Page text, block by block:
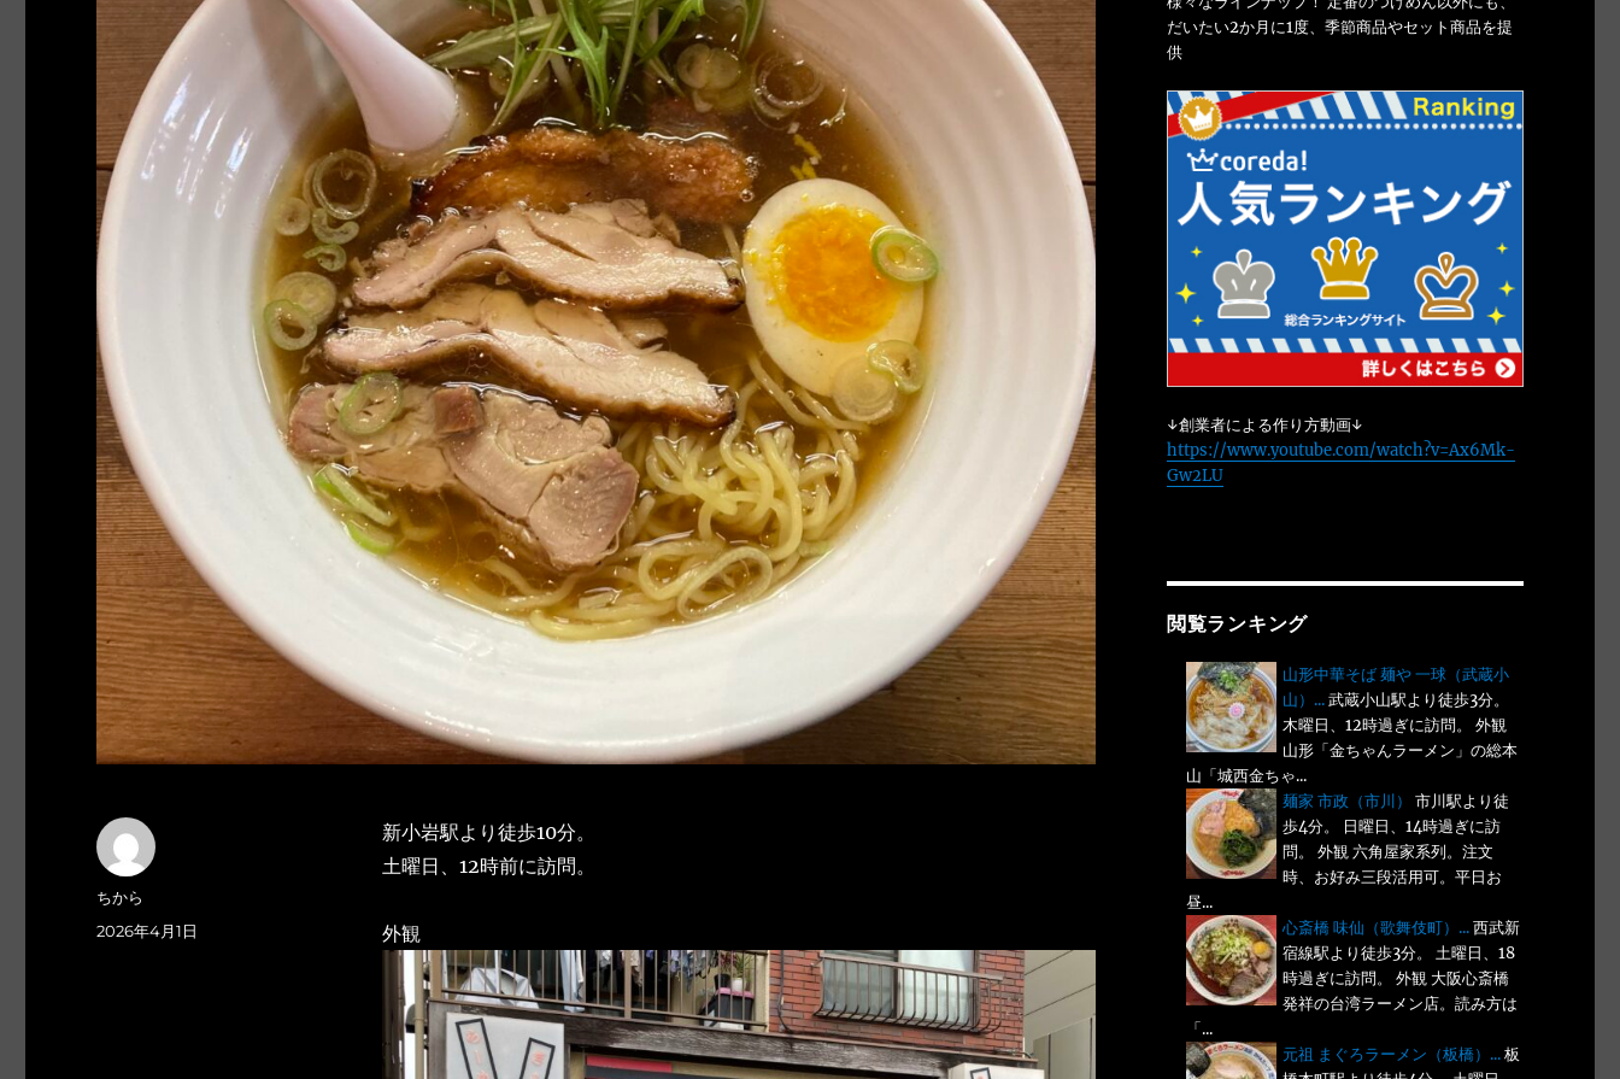
新小岩駅より徒歩10分。
土曜日、12時前に訪問。
外観
投
稿
ちから
投
2026年4月1日
だいたい2か月に1度、季節商品やセット商品を提
供
↓創業者による作り方動画↓
https://www.youtube.com/watch?v=Ax6Mk-
Gw2LU
閲覧ランキング
山形中華そば 麺や 一球（武蔵小
山）...武蔵小山駅より徒歩3分。
木曜日、12時過ぎに訪問。 外観
山形「金ちゃんラーメン」の総本
山「城西金ちゃ...
麺家 市政（市川）
市川駅より徒
歩4分。 日曜日、14時過ぎに訪
問。 外観 六角屋家系列。注文
時、お好み三段活用可。平日お
昼...
心斎橋 味仙（歌舞伎町）...西武新
宿線駅より徒歩3分。 土曜日、18
時過ぎに訪問。 外観 大阪心斎橋
発祥の台湾ラーメン店。読み方は
「...
元祖 まぐろラーメン（板橋）...板